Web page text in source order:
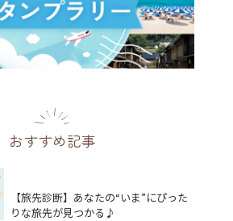
おすすめ記事
【旅先診断】あなたの“いま”にぴった
りな旅先が見つかる♪